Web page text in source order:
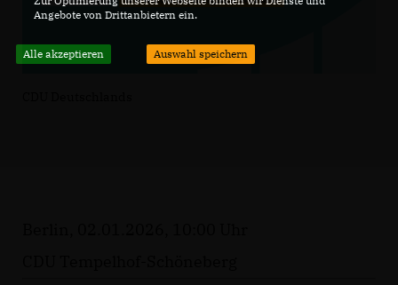
Angebote von Drittanbietern ein.
Alle akzeptieren Auswahl speichern